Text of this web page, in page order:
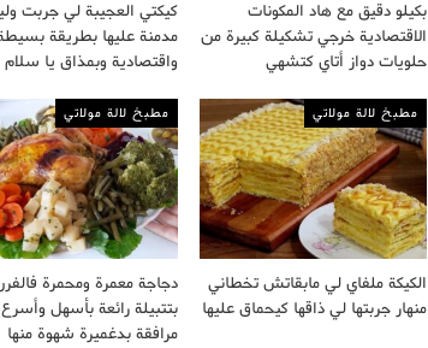
بكيلو دقيق مع هاد المكونات
الاقتصادية خرجي تشكيلة كبيرة من
حلويات دواز أتاي كتشهي
كيكتي العجيبة لي جربت
مدمنة عليها بطريقة
واقتصادية وبمذاق يا سلام
مطبخ لالة مولاتي
الكيكة ملفاي لي مابقاتش تخطاني
منهار جربتها لي ذاقها كيحماق عليها
مطبخ لالة مولاتي
دجاجة معمرة ومحمرة
بتتبيلة رائعة بأسهل
مرافقة بدغميرة شهوة منها